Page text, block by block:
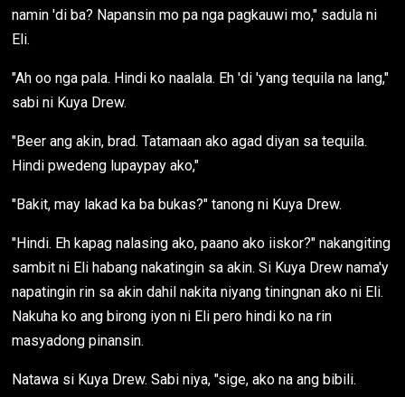
namin 'di ba? Napansin mo pa nga pagkauwi mo," sadula ni
Eli.
"Ah oo nga pala. Hindi ko naalala. Eh 'di 'yang tequila na lang,"
sabi ni Kuya Drew.
"Beer ang akin, brad. Tatamaan ako agad diyan sa tequila.
Hindi pwedeng lupaypay ako,"
"Bakit, may lakad ka ba bukas?" tanong ni Kuya Drew.
"Hindi. Eh kapag nalasing ako, paano ako iiskor?" nakangiting
sambit ni Eli habang nakatingin sa akin. Si Kuya Drew nama'y
napatingin rin sa akin dahil nakita niyang tiningnan ako ni Eli.
Nakuha ko ang birong iyon ni Eli pero hindi ko na rin
masyadong pinansin.
Natawa si Kuya Drew. Sabi niya, "sige, ako na ang bibili.